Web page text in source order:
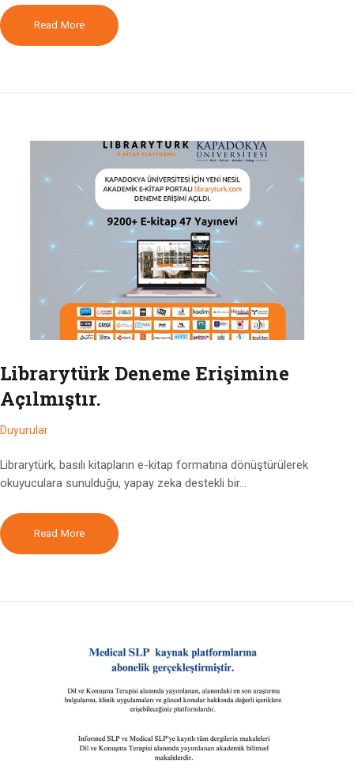
Read More
Librarytürk Deneme Erişimine
Açılmıştır.
Duyurular
Librarytürk, basılı kitapların e-kitap formatına dönüştürülerek
okuyuculara sunulduğu, yapay zeka destekli bir…
Read More